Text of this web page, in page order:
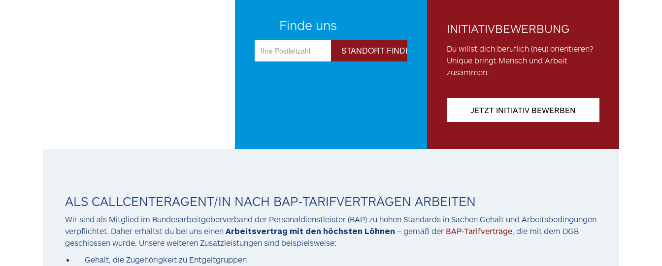
Finde uns
STANDORT FINDEN
INITIATIVBEWERBUNG
Du willst dich beruflich (neu) orientieren?
Unique bringt Mensch und Arbeit
zusammen.
JETZT INITIATIV BEWERBEN
ALS CALLCENTERAGENT/IN NACH BAP-TARIFVERTRÄGEN ARBEITEN
Wir sind als Mitglied im Bundesarbeitgeberverband der Personaldienstleister (BAP) zu hohen Standards in Sachen Gehalt und Arbeitsbedingungen
verpflichtet. Daher erhältst du bei uns einen Arbeitsvertrag mit den höchsten Löhnen – gemäß der BAP-Tarifverträge, die mit dem DGB
geschlossen wurde. Unsere weiteren Zusatzleistungen sind beispielsweise:
Gehalt, die Zugehörigkeit zu Entgeltgruppen